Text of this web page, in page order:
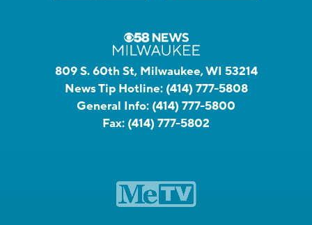
809 S. 60th St, Milwaukee, WI 53214
News Tip Hotline: (414) 777-5808
General Info: (414) 777-5800
Fax: (414) 777-5802